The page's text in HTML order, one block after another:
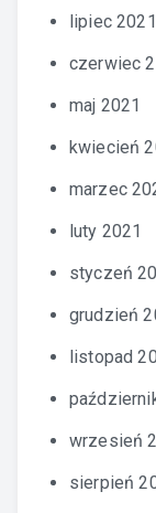
lipiec 2021
czerwiec
maj 2021
kwiecień
marzec
luty 2021
styczeń
grudzień
listopad
wrzesień
sierpień